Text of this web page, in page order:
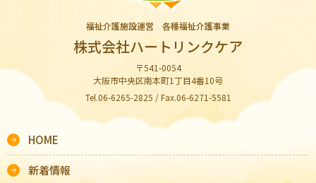
福祉介護施設運営 各種福祉介護事業
株式会社ハートリンクケア
〒541-0054
大阪市中央区南本町1丁目4番10号
Tel.06-6265-2825 / Fax.06-6271-5581
HOME
新着情報